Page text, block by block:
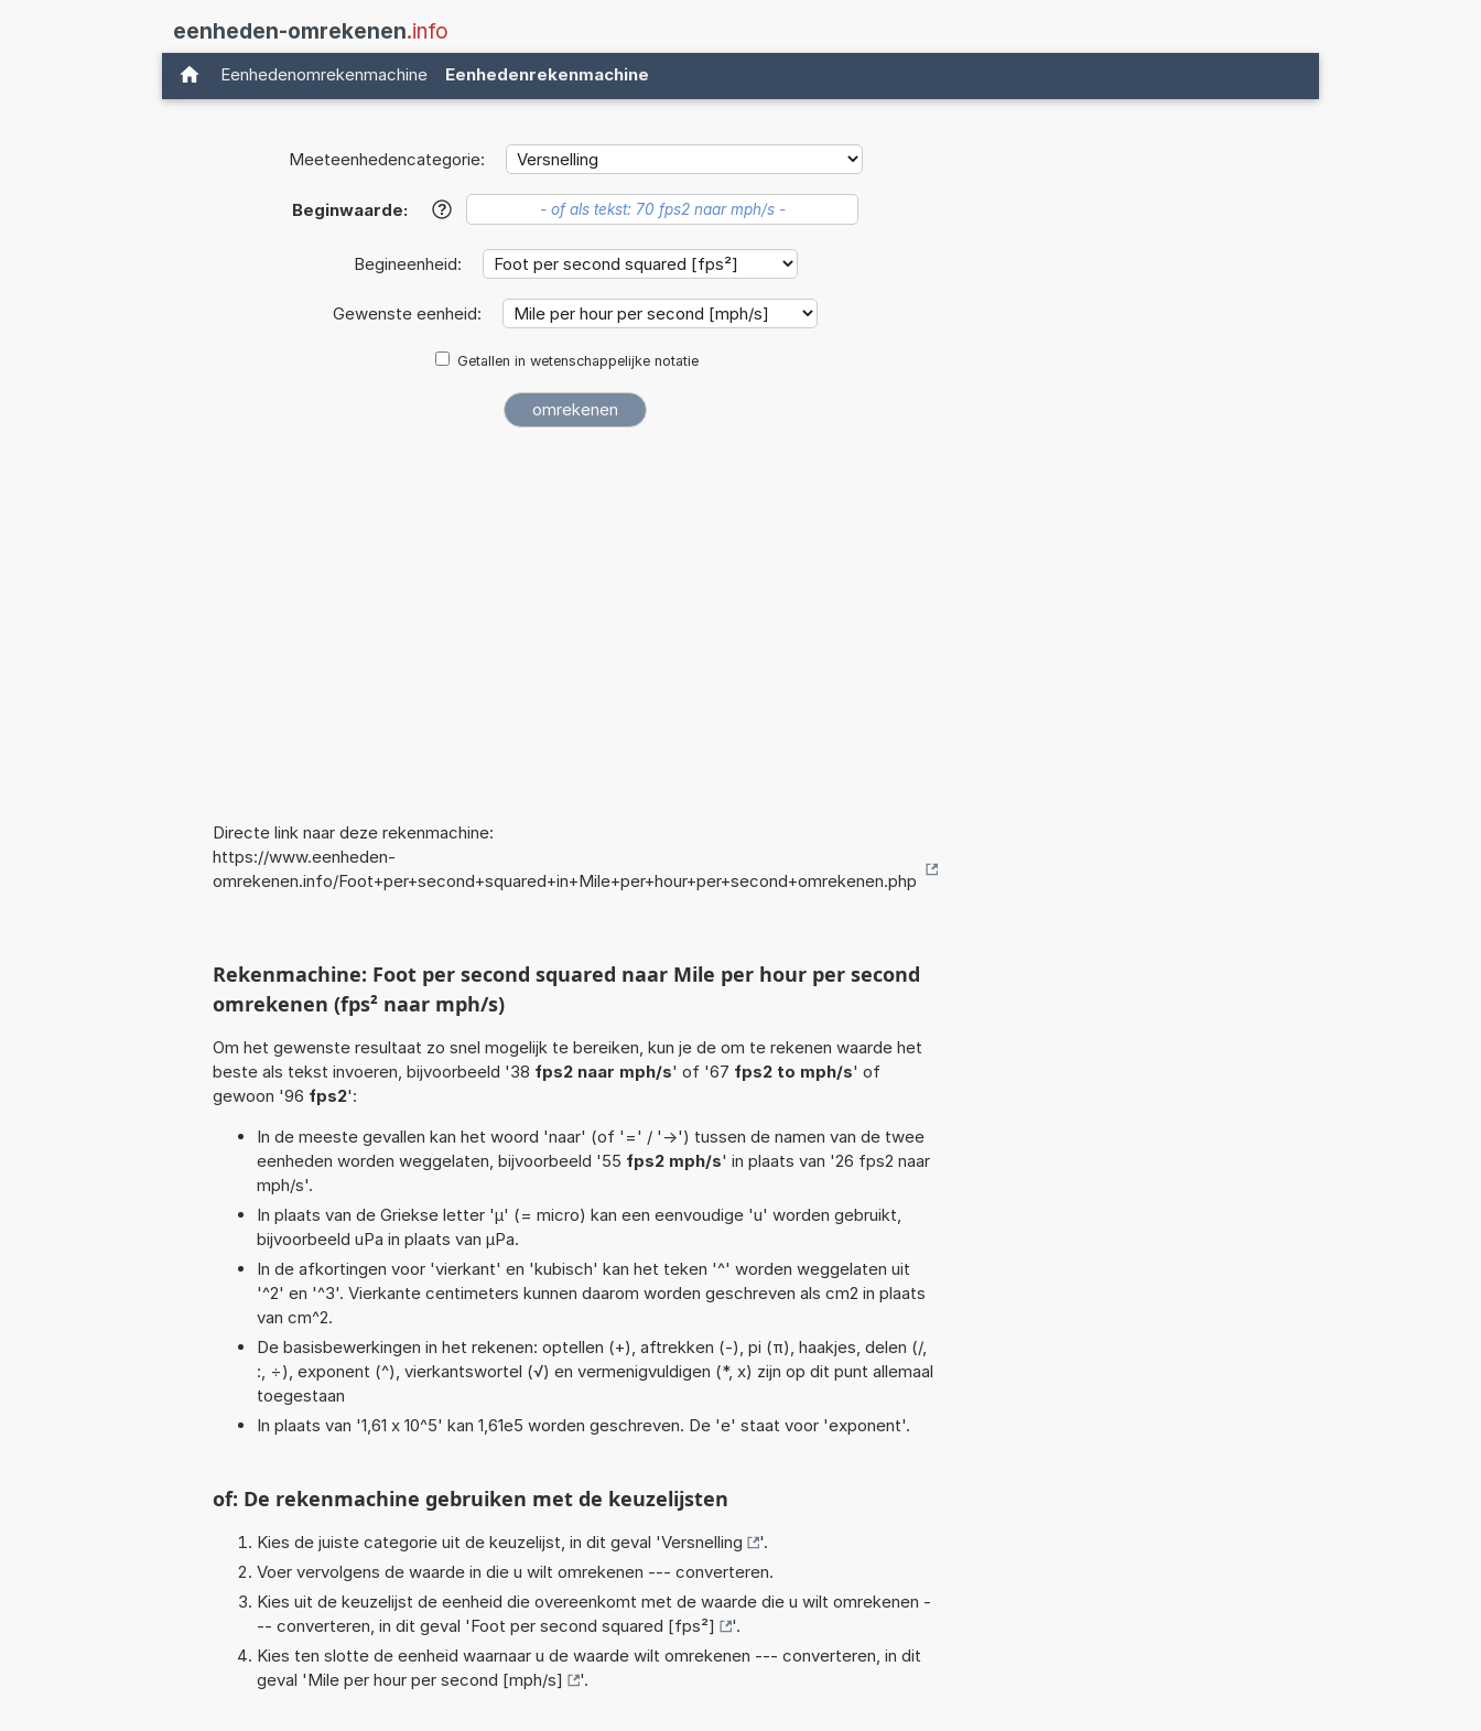
eenheden-omrekenen.info
Eenhedenomrekenmachine Eenhedenrekenmachine
Meeteenhedencategorie:
Beginwaarde: ?
Begineenheid:
Gewenste eenheid:
Getallen in wetenschappelijke notatie
Directe link naar deze rekenmachine:
https://www.eenheden-
omrekenen.info/Foot+per+second+squared+in+Mile+per+hour+per+second+omrekenen.php
Rekenmachine: Foot per second squared naar Mile per hour per second
omrekenen (fps² naar mph/s)
Om het gewenste resultaat zo snel mogelijk te bereiken, kun je de om te rekenen waarde het
beste als tekst invoeren, bijvoorbeeld '38 fps2 naar mph/s' of '67 fps2 to mph/s' of
gewoon '96 fps2':
In de meeste gevallen kan het woord 'naar' (of '=' / '->') tussen de namen van de twee
eenheden worden weggelaten, bijvoorbeeld '55 fps2 mph/s' in plaats van '26 fps2 naar
mph/s'.
In plaats van de Griekse letter 'µ' (= micro) kan een eenvoudige 'u' worden gebruikt,
bijvoorbeeld uPa in plaats van µPa.
In de afkortingen voor 'vierkant' en 'kubisch' kan het teken '^' worden weggelaten uit
'^2' en '^3'. Vierkante centimeters kunnen daarom worden geschreven als cm2 in plaats
van cm^2.
De basisbewerkingen in het rekenen: optellen (+), aftrekken (-), pi (π), haakjes, delen (/,
:, ÷), exponent (^), vierkantswortel (√) en vermenigvuldigen (*, x) zijn op dit punt allemaal
toegestaan
In plaats van '1,61 x 10^5' kan 1,61e5 worden geschreven. De 'e' staat voor 'exponent'.
of: De rekenmachine gebruiken met de keuzelijsten
Kies de juiste categorie uit de keuzelijst, in dit geval 'Versnelling
'.
Voer vervolgens de waarde in die u wilt omrekenen --- converteren.
Kies uit de keuzelijst de eenheid die overeenkomt met de waarde die u wilt omrekenen -
-- converteren, in dit geval 'Foot per second squared [fps²]
'.
Kies ten slotte de eenheid waarnaar u de waarde wilt omrekenen --- converteren, in dit
geval 'Mile per hour per second [mph/s] '.